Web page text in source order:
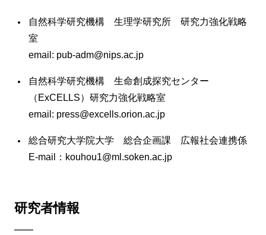
自然科学研究機構 生理学研究所 研究力強化戦略
室
email: pub-adm@nips.ac.jp
自然科学研究機構 生命創成探究センター
（ExCELLS）研究力強化戦略室
email: press@excells.orion.ac.jp
総合研究大学院大学 総合企画課 広報社会連携係
E-mail：kouhou1@ml.soken.ac.jp
研究者情報